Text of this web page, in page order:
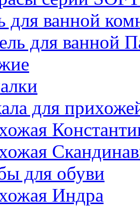
для ванной
для ванной
для
для обуви
Индра